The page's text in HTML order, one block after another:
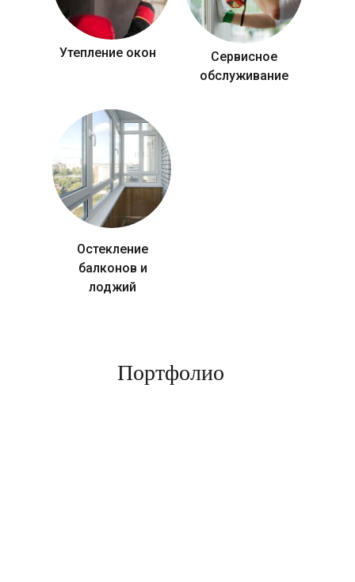
Утепление окон
Сервисное
обслуживание
Остекление
балконов и
лоджий
Портфолио